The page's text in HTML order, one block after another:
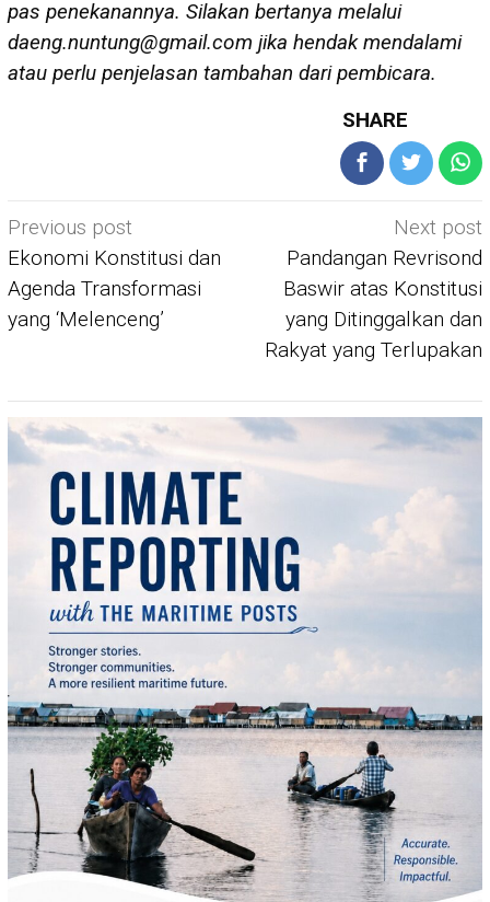
pas penekanannya. Silakan bertanya melalui
daeng.nuntung@gmail.com jika hendak mendalami
atau perlu penjelasan tambahan dari pembicara.
SHARE
Post
navigation
Previous post
Ekonomi Konstitusi dan
Agenda Transformasi
yang ‘Melenceng’
Next post
Pandangan Revrisond
Baswir atas Konstitusi
yang Ditinggalkan dan
Rakyat yang Terlupakan